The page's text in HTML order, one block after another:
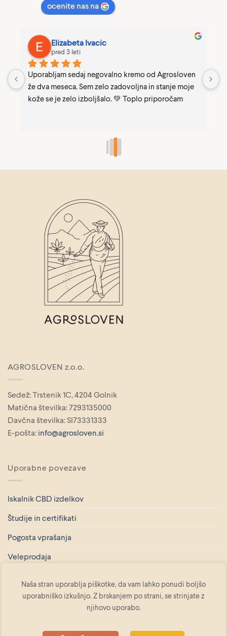
ocenite nas na
Elizabeta Ivacic
pred 3 leti
Uporabljam sedaj negovalno kremo od Agrosloven
že dva meseca. Sem zelo zadovoljna in stanje moje
kože se je zelo izboljšalo. 💚 Toplo priporočam
AGROSLOVEN z.o.o.
Sedež: Trstenik 1C, 4204 Golnik
Matična številka: 7293135000
Davčna številka: SI73331333
E-pošta: info@agrosloven.si
Uporabne povezave
Iskalnik CBD izdelkov
Študije in certifikati
Pogosta vprašanja
Veleprodaja
Pravilnik o zasebnosti
Politika uporabe piškotkov
Naša stran uporablja piškotke, da vam lahko ponudi boljšo
uporabniško izkušnjo. Z brskanjem po strani, se strinjate z
njihovo uporabo.